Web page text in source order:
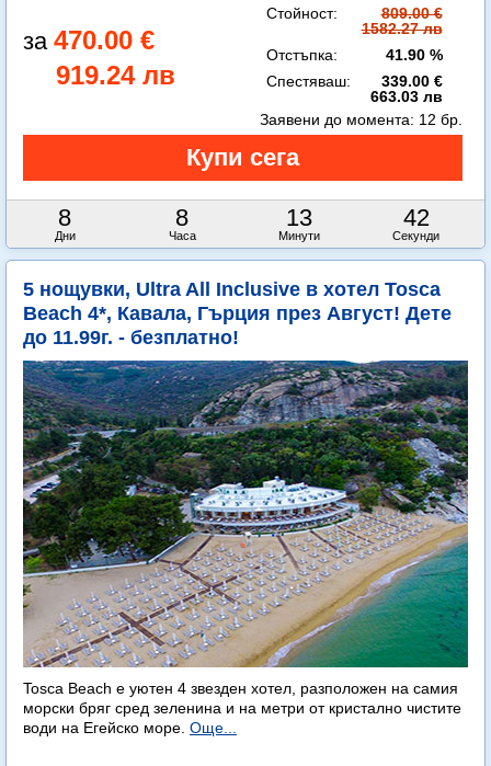
470.00 €
919.24 лв
Стойност:
809.00 €
1582.27 лв
Отстъпка:
41.90 %
Спестяваш:
339.00 €
663.03 лв
8
Дни
8
Часа
13
Минути
41
Секунди
Заявени до момента: 12 бр.
5 нощувки, Ultra All Inclusive в хотел Tosca
Beach 4*, Кавала, Гърция през Август! Дете
до 11.99г. - безплатно!
Tosca Beach е уютен 4 звезден хотел, разположен на самия
морски бряг сред зеленина и на метри от кристално чистите
води на Егейско море. Още...